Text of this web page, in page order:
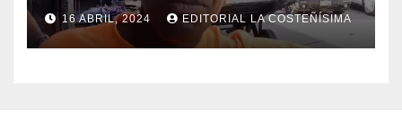
16 ABRIL, 2024 EDITORIAL LA COSTEÑÍSIMA